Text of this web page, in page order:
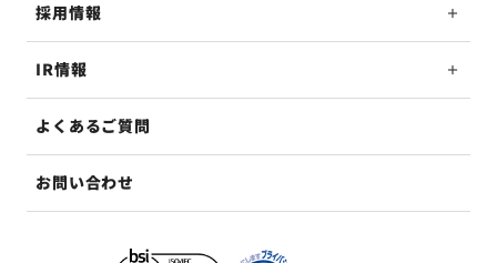
採用情報
IR情報
よくあるご質問
お問い合わせ